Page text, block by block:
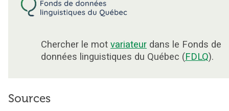
Chercher le mot variateur dans le Fonds de
données linguistiques du Québec (FDLQ).
Sources